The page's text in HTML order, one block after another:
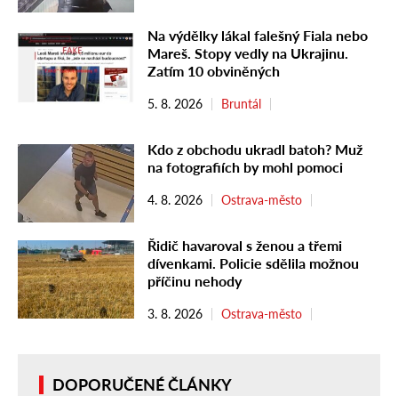
Na výdělky lákal falešný Fiala nebo
Mareš. Stopy vedly na Ukrajinu.
Zatím 10 obviněných
5. 8. 2026 Bruntál
Kdo z obchodu ukradl batoh? Muž
na fotografiích by mohl pomoci
4. 8. 2026 Ostrava-město
Řidič havaroval s ženou a třemi
dívenkami. Policie sdělila možnou
příčinu nehody
3. 8. 2026 Ostrava-město
DOPORUČENÉ ČLÁNKY